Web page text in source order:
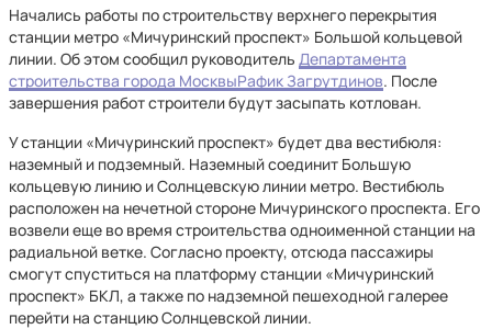
Начались работы по строительству верхнего перекрытия
станции метро «Мичуринский проспект» Большой кольцевой
линии. Об этом сообщил руководитель Департамента
строительства города МосквыРафик Загрутдинов. После
завершения работ строители будут засыпать котлован.
У станции «Мичуринский проспект» будет два вестибюля:
наземный и подземный. Наземный соединит Большую
кольцевую линию и Солнцевскую линии метро. Вестибюль
расположен на нечетной стороне Мичуринского проспекта. Его
возвели еще во время строительства одноименной станции на
радиальной ветке. Согласно проекту, отсюда пассажиры
смогут спуститься на платформу станции «Мичуринский
проспект» БКЛ, а также по надземной пешеходной галерее
перейти на станцию Солнцевской линии.